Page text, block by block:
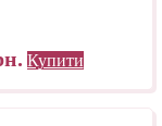
Купити